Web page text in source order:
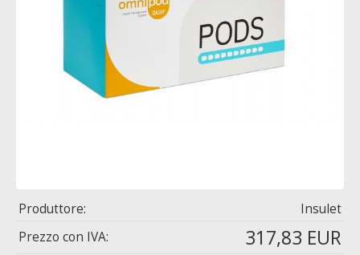
Produttore:
Insulet
Prezzo con IVA:
317,83 EUR